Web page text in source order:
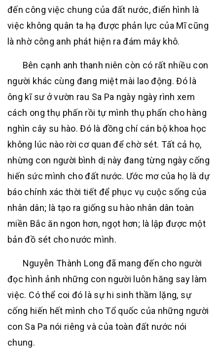
đến công việc chung của đất nước, điển hình là
việc không quân ta hạ được phản lực của Mĩ cũng
là nhờ công anh phát hiện ra đám mây khô.
Bên cạnh anh thanh niên còn có rất nhiều con
người khác cùng đang miệt mài lao động. Đó là
ông kĩ sư ở vườn rau Sa Pa ngày ngày rình xem
cách ong thụ phấn rồi tự mình thụ phấn cho hàng
nghìn cây su hào. Đó là đồng chí cán bộ khoa học
không lúc nào rời cơ quan để chờ sét. Tất cả họ,
nhừng con người bình dị này đang từng ngày cống
hiến sức mình cho đất nước. Ước mơ của họ là dự
báo chính xác thời tiết để phục vụ cuộc sống của
nhân dân; là tạo ra giống su hào nhân dân toàn
miền Bắc ăn ngon hơn, ngọt hơn; là lập được một
bản đồ sét cho nước mình.
Nguyễn Thành Long đã mang đến cho người
đọc hình ảnh những con người luôn hăng say làm
việc. Có thể coi đó là sự hi sinh thầm lặng, sự
cống hiến hết mình cho Tổ quốc của những người
con Sa Pa nói riêng và của toàn đất nước nói
chung.